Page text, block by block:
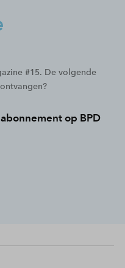
#15. De volgende
op BPD